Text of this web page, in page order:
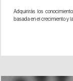
Adquirirás los
basada en el crecimiento y